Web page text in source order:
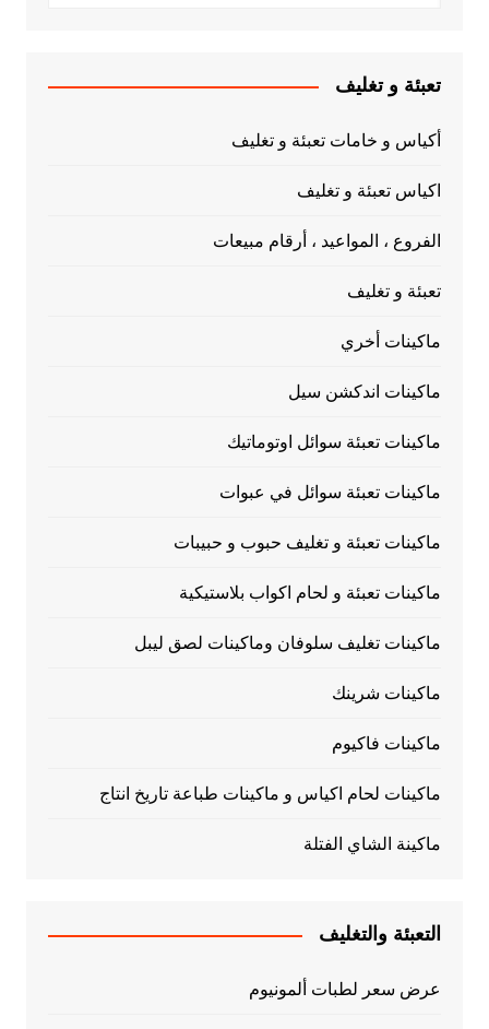
تعبئة و تغليف
أكياس و خامات تعبئة و تغليف
اكياس تعبئة و تغليف
الفروع ، المواعيد ، أرقام مبيعات
تعبئة و تغليف
ماكينات أخري
ماكينات اندكشن سيل
ماكينات تعبئة سوائل اوتوماتيك
ماكينات تعبئة سوائل في عبوات
ماكينات تعبئة و تغليف حبوب و حبيبات
ماكينات تعبئة و لحام اكواب بلاستيكية
ماكينات تغليف سلوفان وماكينات لصق ليبل
ماكينات شرينك
ماكينات فاكيوم
ماكينات لحام اكياس و ماكينات طباعة تاريخ انتاج
ماكينة الشاي الفتلة
التعبئة والتغليف
عرض سعر لطبات ألمونيوم